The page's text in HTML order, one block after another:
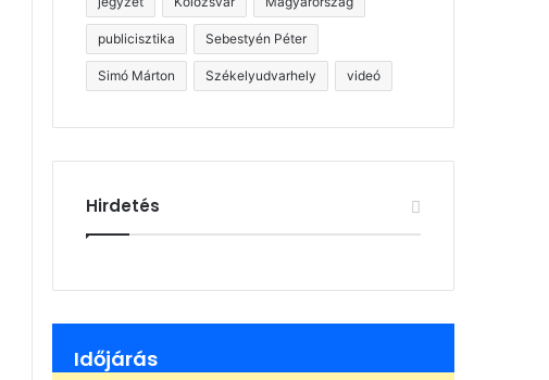
publicisztika Sebestyén Péter
Simó Márton Székelyudvarhely videó
Hirdetés
Időjárás